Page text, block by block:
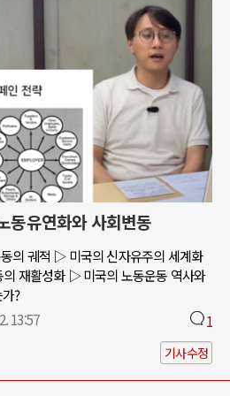
동유연화와 사회변동
의 궤적 ▷ 미국의 신자유주의 세계화
재활성화 ▷ 미국의 노동운동 역사와
?
13:57 1
기사수정